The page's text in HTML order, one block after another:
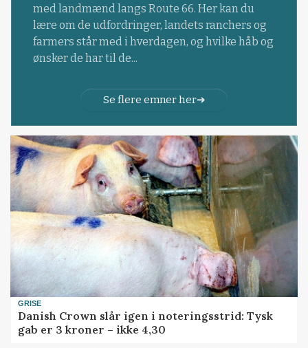
med landmænd langs Route 66. Her kan du
lære om de udfordringer, landets ranchers og
farmers står med i hverdagen, og hvilke håb og
ønsker de har til de...
Se flere emner her
GRISE
Danish Crown slår igen i noteringsstrid: Tysk
gab er 3 kroner – ikke 4,30